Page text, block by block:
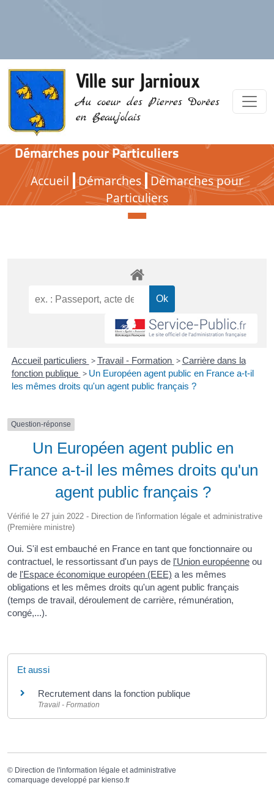
Ville sur Jarnioux
Au coeur des Pierres Dorées
en Beaujolais
Démarches pour Particuliers
Accueil Démarches Démarches pour
Particuliers
Démarches pour Particuliers
Accueil particuliers > Travail - Formation > Carrière dans la
fonction publique > Un Européen agent public en France a-t-il
les mêmes droits qu'un agent public français ?
Question-réponse
Un Européen agent public en
France a-t-il les mêmes droits qu'un
agent public français ?
Vérifié le 27 juin 2022 - Direction de l'information légale et administrative
(Première ministre)
Oui. S'il est embauché en France en tant que fonctionnaire ou
contractuel, le ressortissant d'un pays de l'Union européenne ou
de l'Espace économique européen (EEE) a les mêmes
obligations et les mêmes droits qu'un agent public français
(temps de travail, déroulement de carrière, rémunération,
congé,...).
Et aussi
Recrutement dans la fonction publique
Travail - Formation
© Direction de l'information légale et administrative
comarquage developpé par kienso.fr